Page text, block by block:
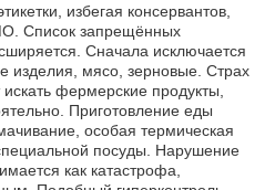
избегая консервантов,
Список запрещённых
Сначала исключается
изделия, мясо, зерновые. Страх
фермерские продукты,
Приготовление еды
особая термическая
посуды. Нарушение
как катастрофа,